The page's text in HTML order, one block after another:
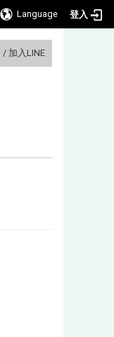
Language 登入
/ 加入LINE